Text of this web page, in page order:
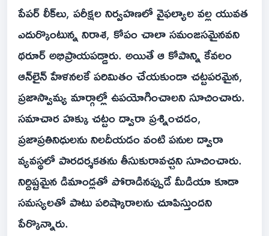
పేపర్ లీక్‌లు, పరీక్షల నిర్వహణలో వైఫల్యాల వల్ల యువత
ఎదుర్కొంటున్న నిరాశ, కోపం చాలా సమంజసమైనవని
థరూర్ అభిప్రాయపడ్డారు. అయితే ఆ కోపాన్ని కేవలం
ఆన్‌లైన్ హేళనలకే పరిమితం చేయకుండా చట్టపరమైన,
ప్రజాస్వామ్య మార్గాల్లో ఉపయోగించాలని సూచించారు.
సమాచార హక్కు చట్టం ద్వారా ప్రశ్నించడం,
ప్రజాప్రతినిధులను నిలదీయడం వంటి పనుల ద్వారా
వ్యవస్థలో పారదర్శకతను తీసుకురావచ్చని సూచించారు.
నిర్దిష్టమైన డిమాండ్లతో పోరాడినప్పుడే మీడియా కూడా
సమస్యలతో పాటు పరిష్కారాలను చూపిస్తుందని
పేర్కొన్నారు.